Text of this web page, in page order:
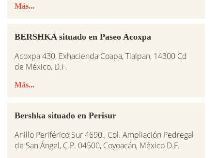
Más...
BERSHKA situado en Paseo Acoxpa
Acoxpa 430, Exhacienda Coapa, Tlalpan, 14300 Cd
de México, D.F.
Más...
Bershka situado en Perisur
Anillo Periférico Sur 4690., Col. Ampliación Pedregal
de San Ángel, C.P. 04500, Coyoacán, México D.F.